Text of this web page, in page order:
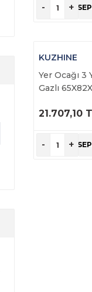
- +
KUZHINE
Yer Ocağı 3
Gazlı
21.707,10
- +